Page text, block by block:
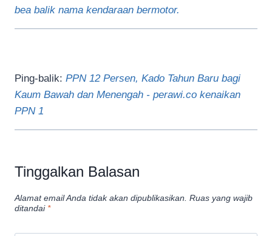
bea balik nama kendaraan bermotor.
Ping-balik: PPN 12 Persen, Kado Tahun Baru bagi
Kaum Bawah dan Menengah - perawi.co kenaikan
PPN 1
Tinggalkan Balasan
Alamat email Anda tidak akan dipublikasikan. Ruas yang wajib
ditandai *